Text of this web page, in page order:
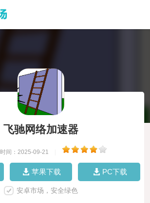
飞驰网络加速器
时间：2025-09-21
苹果下载 PC下载
安卓市场，安全绿色